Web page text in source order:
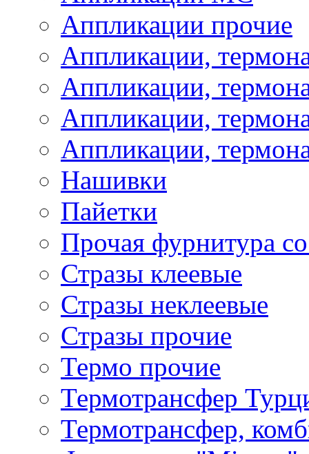
Аппликации прочие
Аппликации,
Аппликации,
Аппликации,
Аппликации,
Нашивки
Пайетки
Прочая фурнитура
Стразы клеевые
Стразы неклеевые
Стразы прочие
Термо прочие
Термотрансфер
Термотрансфер,